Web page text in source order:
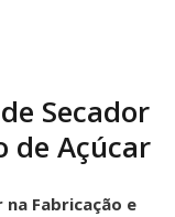
Secador
de Açúcar
Fabricação e